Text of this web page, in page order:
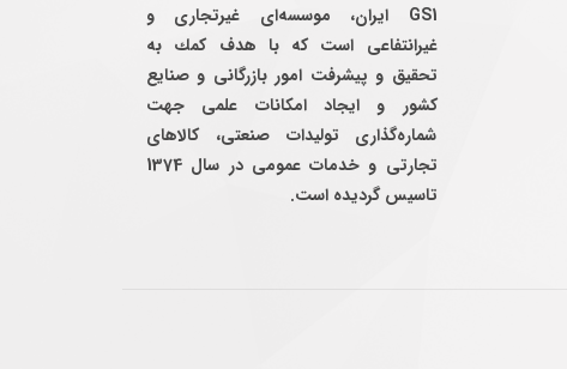
GS1 ایران، موسسه‌ای غيرتجاری و
غيرانتفاعی است كه با هدف كمك به
تحقيق و پيشرفت امور بازرگانی و صنايع
كشور و ايجاد امكانات علمی جهت
شماره‌گذاری توليدات صنعتی، كالاهای
تجارتی و خدمات عمومی در سال 1374
تاسيس گرديده است.